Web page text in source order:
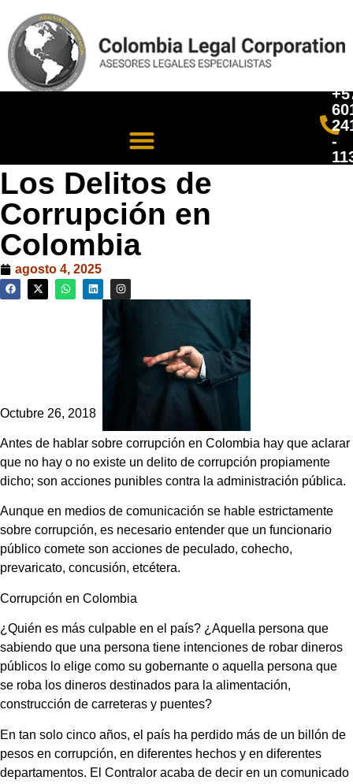
-
Los Delitos de
Corrupción en
Colombia
agosto 4, 2025
Octubre 26, 2018
Antes de hablar sobre corrupción en Colombia hay que aclarar
que no hay o no existe un delito de corrupción propiamente
dicho; son acciones punibles contra la administración pública.
Aunque en medios de comunicación se hable estrictamente
sobre corrupción, es necesario entender que un funcionario
público comete son acciones de peculado, cohecho,
prevaricato, concusión, etcétera.
Corrupción en Colombia
¿Quién es más culpable en el país? ¿Aquella persona que
sabiendo que una persona tiene intenciones de robar dineros
públicos lo elige como su gobernante o aquella persona que
se roba los dineros destinados para la alimentación,
construcción de carreteras y puentes?
En tan solo cinco años, el país ha perdido más de un billón de
pesos en corrupción, en diferentes hechos y en diferentes
departamentos. El Contralor acaba de decir en un comunicado